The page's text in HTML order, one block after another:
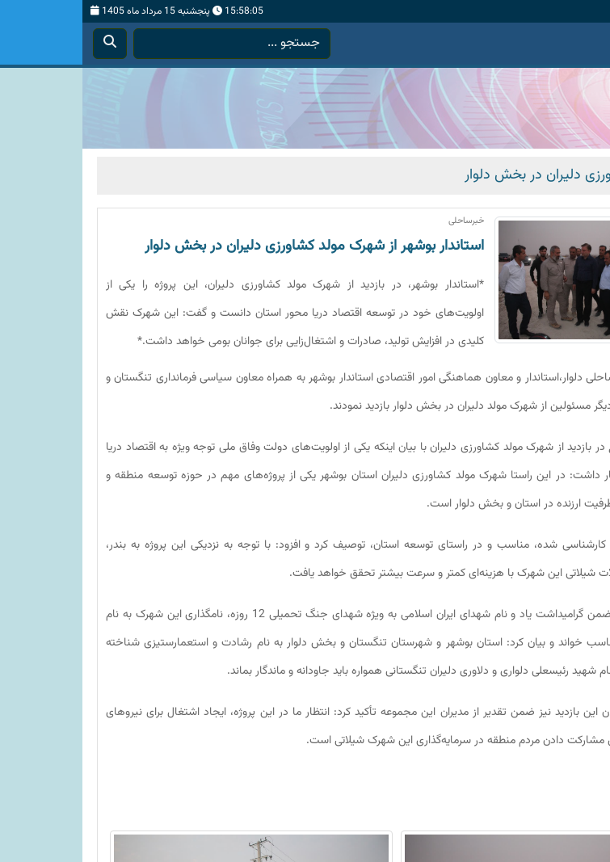
15:58:07 پنجشنبه 15 مرداد ماه 1405
دلیران در بخش دلوار
خبرساحلی
استاندار بوشهر از شهرک مولد کشاورزی دلیران در بخش دلوار
*استاندار بوشهر، در بازدید از شهرک مولد کشاورزی دلیران، این پروژه را یکی از
اولویت‌های خود در توسعه اقتصاد دریا محور استان دانست و گفت: این شهرک نقش
کلیدی در افزایش تولید، صادرات و اشتغال‌زایی برای جوانان بومی خواهد داشت.*
دلوار،استاندار و معاون هماهنگی امور اقتصادی استاندار بوشهر به همراه معاون سیاسی فرمانداری تنگستان و
مسئولین از شهرک مولد دلیران در بخش دلوار بازدید نمودند.
در بازدید از شهرک مولد کشاورزی دلیران با بیان اینکه یکی از اولویت‌های دولت وفاق ملی توجه ویژه به اقتصاد دریا
داشت: در این راستا شهرک مولد کشاورزی دلیران استان بوشهر یکی از پروژه‌های مهم در ‌حوزه توسعه منطقه و
ارزنده در استان و بخش دلوار است.
کارشناسی شده، مناسب و در راستای توسعه استان، توصیف کرد و افزود: با توجه به نزدیکی این پروژه به بندر،
شیلاتی این شهرک با هزینه‌ای کمتر و سرعت بیشتر تحقق خواهد یافت.
استاندار بوشهر ضمن گرامیداشت یاد و نام شهدای ایران اسلامی به ویژه شهدای جنگ تحمیلی 12 روزه، نامگذاری این شهرک به نام
خواند و بیان کرد: استان بوشهر و شهرستان تنگستان و بخش دلوار به نام رشادت و استعمارستیزی شناخته
شهید رئیسعلی دلواری و دلاوری دلیران تنگستانی همواره باید جاودانه و ماندگار بماند.
این بازدید نیز ضمن تقدیر از مدیران این مجموعه تأکید کرد: انتظار ما در این پروژه، ایجاد اشتغال برای نیروهای
دادن مردم منطقه در سرمایه‌گذاری این شهرک شیلاتی است.